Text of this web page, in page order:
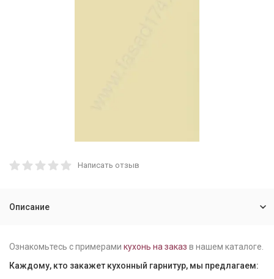
Написать отзыв
Описание
Ознакомьтесь с примерами кухонь на заказ в нашем каталоге.
Каждому, кто закажет кухонный гарнитур, мы предлагаем: